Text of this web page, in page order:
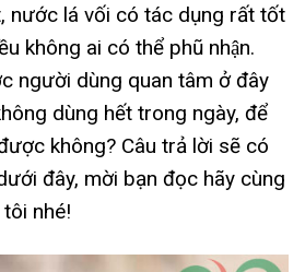
nước lá vối có tác dụng rất tốt
không ai có thể phũ nhận.
người dùng quan tâm ở đây
dùng hết trong ngày, để
không? Câu trả lời sẽ có
đây, mời bạn đọc hãy cùng
nhé!